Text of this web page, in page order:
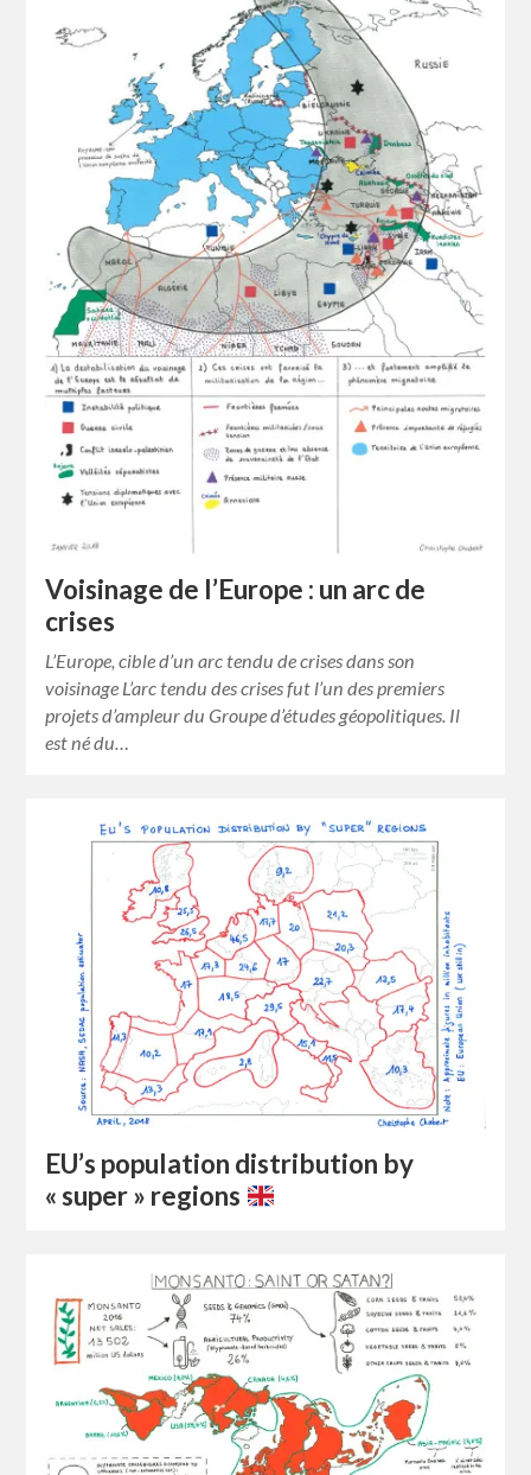
Voisinage de l’Europe : un arc de
crises
L’Europe, cible d’un arc tendu de crises dans son
voisinage L’arc tendu des crises fut l’un des premiers
projets d’ampleur du Groupe d’études géopolitiques. Il
est né du…
EU’s population distribution by
« super » regions